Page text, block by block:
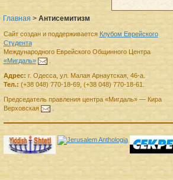
Главная > Антисемитизм
Сайт создан и поддерживается Клубом Еврейского
Студента
Международного Еврейского Общинного Центра
«Мигдаль»
.
Адрес: г. Одесса, ул. Малая Арнаутская, 46-а.
Тел.: (+38 048) 770-18-69, (+38 048) 770-18-61
Председатель правленияцентра «Мигдаль»— Кира
Верховская
.